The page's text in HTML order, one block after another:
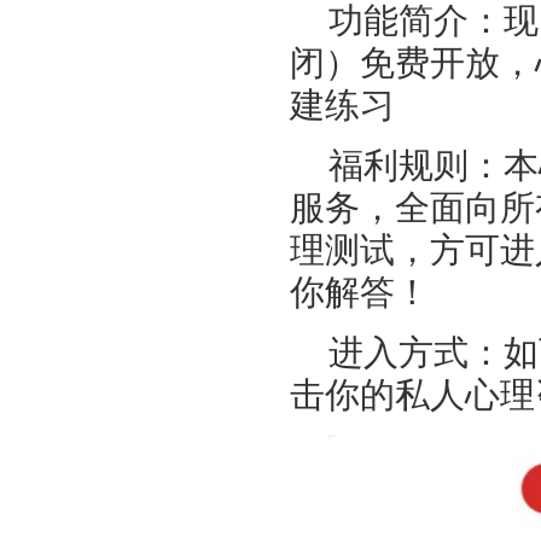
功能简介：
闭）免费开放
建练习
福利规则：
服务，全面向
理测试，方可
你解答！
进入方式：
击你的私人心